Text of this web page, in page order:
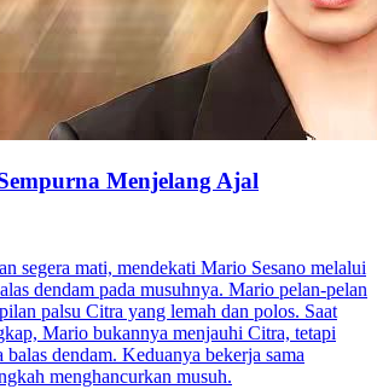
Menjelang Ajal
segera mati, mendekati Mario Sesano melalui
dendam pada musuhnya. Mario pelan-pelan
palsu Citra yang lemah dan polos. Saat
Mario bukannya menjauhi Citra, tetapi
balas dendam. Keduanya bekerja sama
menghancurkan musuh.